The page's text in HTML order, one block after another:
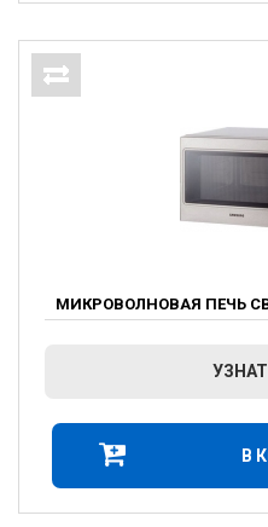
МИКРОВОЛНОВАЯ ПЕЧЬ
В